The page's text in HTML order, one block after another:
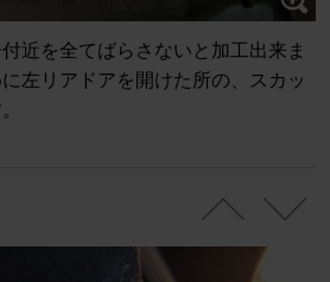
近を全てばらさないと加工出来ま
左リアドアを開けた所の、スカッ